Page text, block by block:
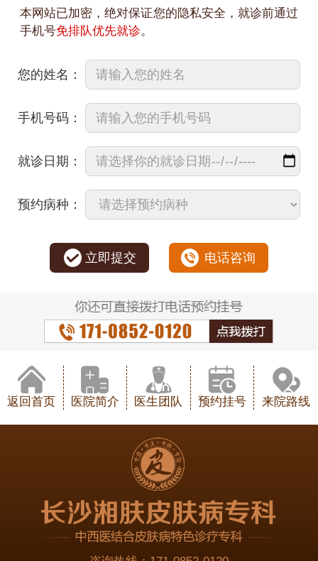
本网站已加密，绝对保证您的隐私安全，就诊前通过
手机号免排队优先就诊。
您的姓名：
手机号码：
就诊日期：
预约病种：
立即提交 电话咨询
返回首页 医院简介 医生团队 预约挂号 来院路线